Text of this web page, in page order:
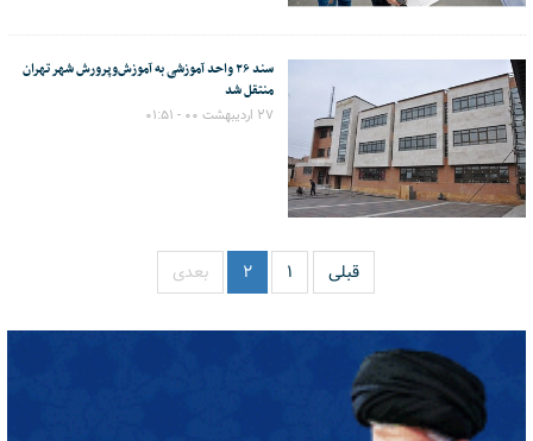
سند ۲۶ واحد آموزشی به آموزش‌وپرورش شهر تهران
منتقل شد
۲۷ اردیبهشت ۰۰ - ۰۱:۵۱
قبلی ۱ ۲ بعدی